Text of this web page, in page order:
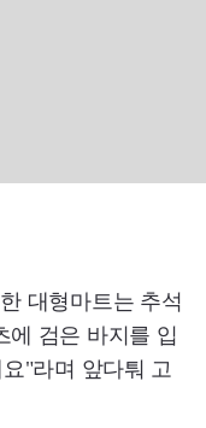
대형마트는 추석
에 검은 바지를 입
"라며 앞다퉈 고